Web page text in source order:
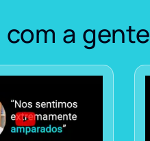
a gente